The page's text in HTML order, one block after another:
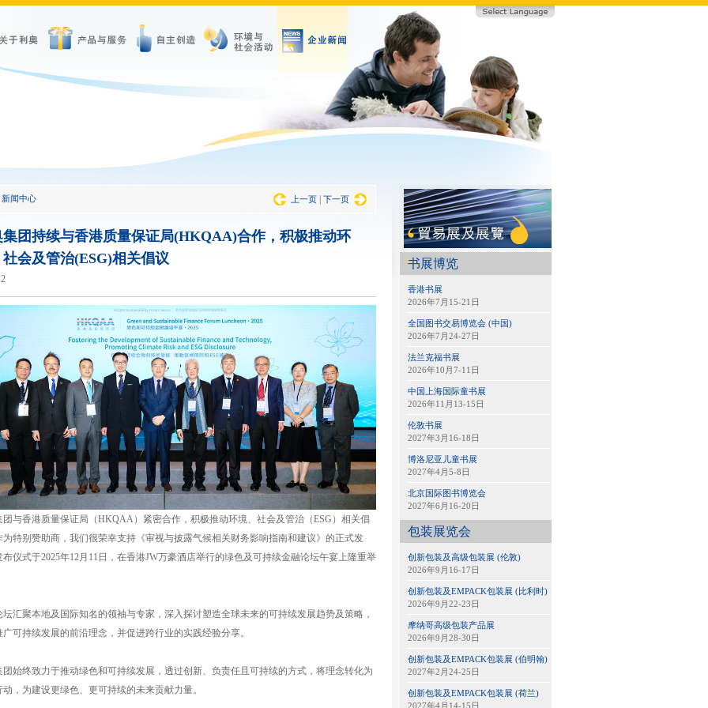
新闻中心 上一页 下一页
集团持续与香港质量保证局(HKQAA)合作，积极推动环
会及管治(ESG)相关倡议
团与香港质量保证局（HKQAA）紧密合作，积极推动环境、社会及管治（ESG）相关倡
为特别赞助商，我们很荣幸支持《审视与披露气候相关财务影响指南和建议》的正式发
布仪式于2025年12月11日，在香港JW万豪酒店举行的绿色及可持续金融论坛午宴上隆重举
坛汇聚本地及国际知名的领袖与专家，深入探讨塑造全球未来的可持续发展趋势及策略，
广可持续发展的前沿理念，并促进跨行业的实践经验分享。
团始终致力于推动绿色和可持续发展，透过创新、负责任且可持续的方式，将理念转化为
动，为建设更绿色、更可持续的未来贡献力量。
书展博览
香港书展
2026年7月15-21日
全国图书交易博览会 (中国)
2026年7月24-27日
法兰克福书展
2026年10月7-11日
中国上海国际童书展
2026年11月13-15日
伦敦书展
2027年3月16-18日
博洛尼亚儿童书展
2027年4月5-8日
北京国际图书博览会
2027年6月16-20日
包装展览会
创新包装及高级包装展 (伦敦)
2026年9月16-17日
创新包装及EMPACK包装展 (比利时)
2026年9月22-23日
摩纳哥高级包装产品展
2026年9月28-30日
创新包装及EMPACK包装展 (伯明翰)
2027年2月24-25日
创新包装及EMPACK包装展 (荷兰)
2027年4月14-15日